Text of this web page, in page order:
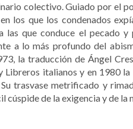
colectivo. Guiado por el
los que los condenados
que conduce el pecado y
a lo más profundo del
la traducción de Ángel
Libreros italianos y en 1980
trasvase metrificado y
de la exigencia y de la